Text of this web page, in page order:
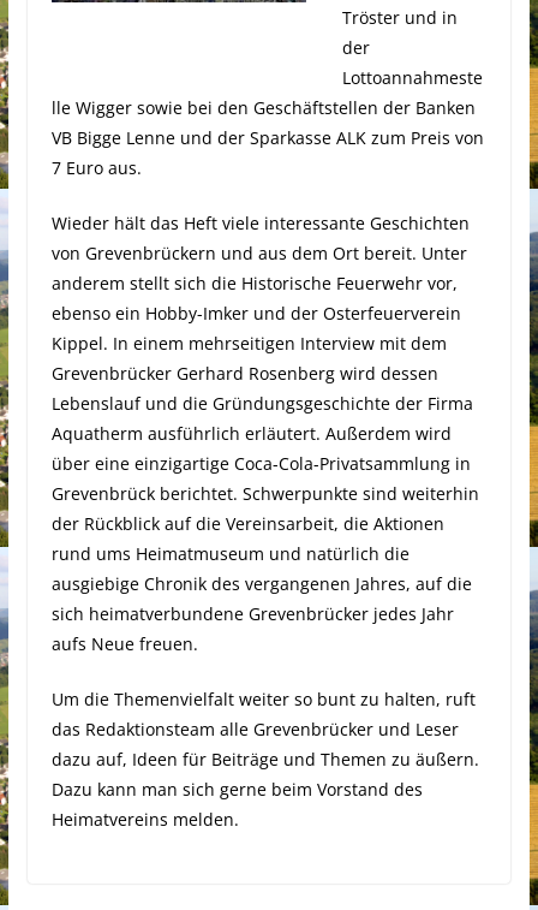
Tröster und in
der
Lottoannahmeste
lle Wigger sowie bei den Geschäftstellen der Banken
VB Bigge Lenne und der Sparkasse ALK zum Preis von
7 Euro aus.
Wieder hält das Heft viele interessante Geschichten
von Grevenbrückern und aus dem Ort bereit. Unter
anderem stellt sich die Historische Feuerwehr vor,
ebenso ein Hobby-Imker und der Osterfeuerverein
Kippel. In einem mehrseitigen Interview mit dem
Grevenbrücker Gerhard Rosenberg wird dessen
Lebenslauf und die Gründungsgeschichte der Firma
Aquatherm ausführlich erläutert. Außerdem wird
über eine einzigartige Coca-Cola-Privatsammlung in
Grevenbrück berichtet. Schwerpunkte sind weiterhin
der Rückblick auf die Vereinsarbeit, die Aktionen
rund ums Heimatmuseum und natürlich die
ausgiebige Chronik des vergangenen Jahres, auf die
sich heimatverbundene Grevenbrücker jedes Jahr
aufs Neue freuen.
Um die Themenvielfalt weiter so bunt zu halten, ruft
das Redaktionsteam alle Grevenbrücker und Leser
dazu auf, Ideen für Beiträge und Themen zu äußern.
Dazu kann man sich gerne beim Vorstand des
Heimatvereins melden.